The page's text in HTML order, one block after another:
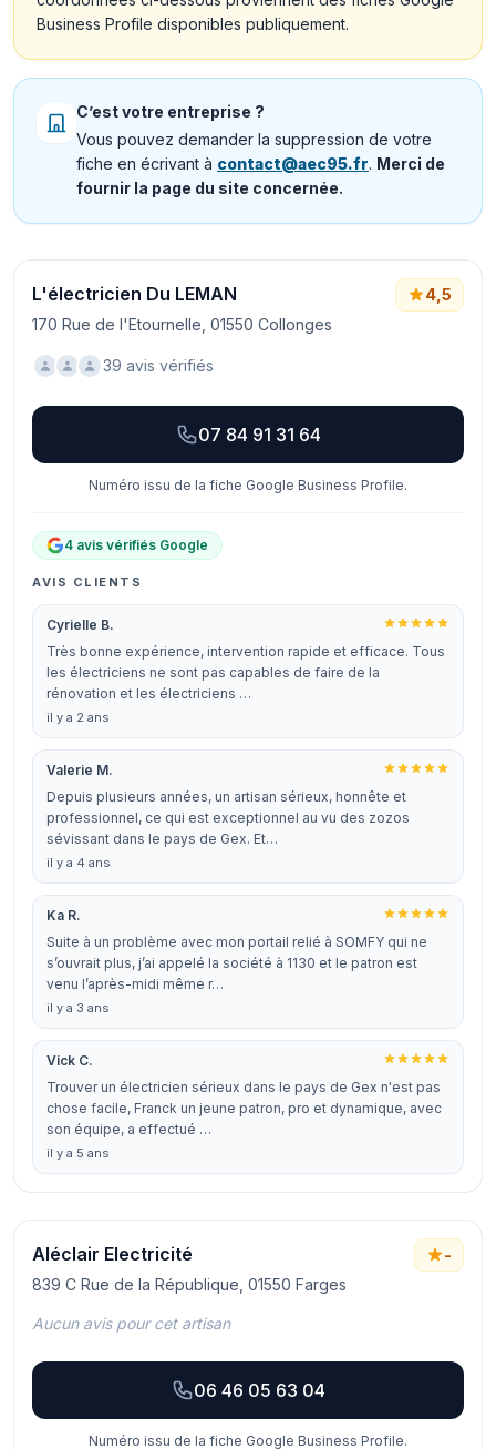
Business Profile disponibles publiquement.
C’est votre entreprise ?
Vous pouvez demander la suppression de votre
fiche en écrivant à contact@aec95.fr. Merci de
fournir la page du site concernée.
L'électricien Du LEMAN
170 Rue de l'Etournelle, 01550 Collonges
4,5
39 avis vérifiés
07 84 91 31 64
Numéro issu de la fiche Google Business Profile.
4 avis vérifiés Google
AVIS CLIENTS
Cyrielle B.
Très bonne expérience, intervention rapide et efficace. Tous
les électriciens ne sont pas capables de faire de la
rénovation et les électriciens …
il y a 2 ans
Valerie M.
Depuis plusieurs années, un artisan sérieux, honnête et
professionnel, ce qui est exceptionnel au vu des zozos
sévissant dans le pays de Gex. Et…
il y a 4 ans
Ka R.
Suite à un problème avec mon portail relié à SOMFY qui ne
s’ouvrait plus, j’ai appelé la société à 1130 et le patron est
venu l’après-midi même r…
il y a 3 ans
Vick C.
Trouver un électricien sérieux dans le pays de Gex n'est pas
chose facile, Franck un jeune patron, pro et dynamique, avec
son équipe, a effectué …
il y a 5 ans
Aléclair Electricité
839 C Rue de la République, 01550 Farges
-
Aucun avis pour cet artisan
06 46 05 63 04
Numéro issu de la fiche Google Business Profile.